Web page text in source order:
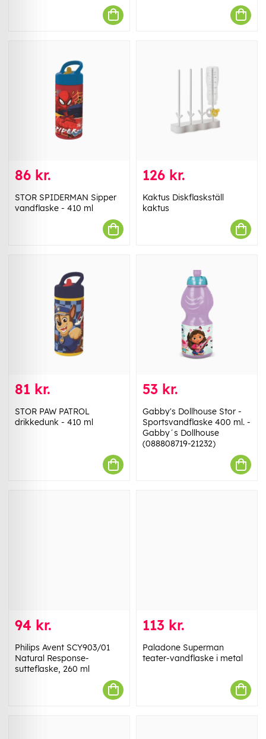
86 kr.
STOR SPIDERMAN Sipper
vandflaske - 410 ml
126 kr.
Kaktus Diskflaskställ
kaktus
81 kr.
STOR PAW PATROL
drikkedunk - 410 ml
53 kr.
Gabby's Dollhouse Stor -
Sportsvandflaske 400 ml. -
Gabby´s Dollhouse
(088808719-21232)
94 kr.
Philips Avent SCY903/01
Natural Response-
sutteflaske, 260 ml
113 kr.
Paladone Superman
teater-vandflaske i metal